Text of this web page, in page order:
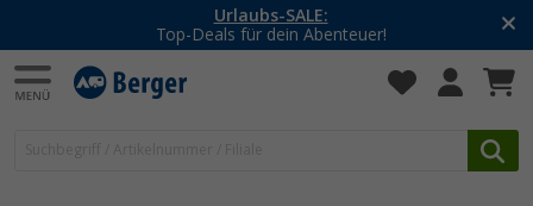
Urlaubs-SALE:
Top-Deals für dein Abenteuer!